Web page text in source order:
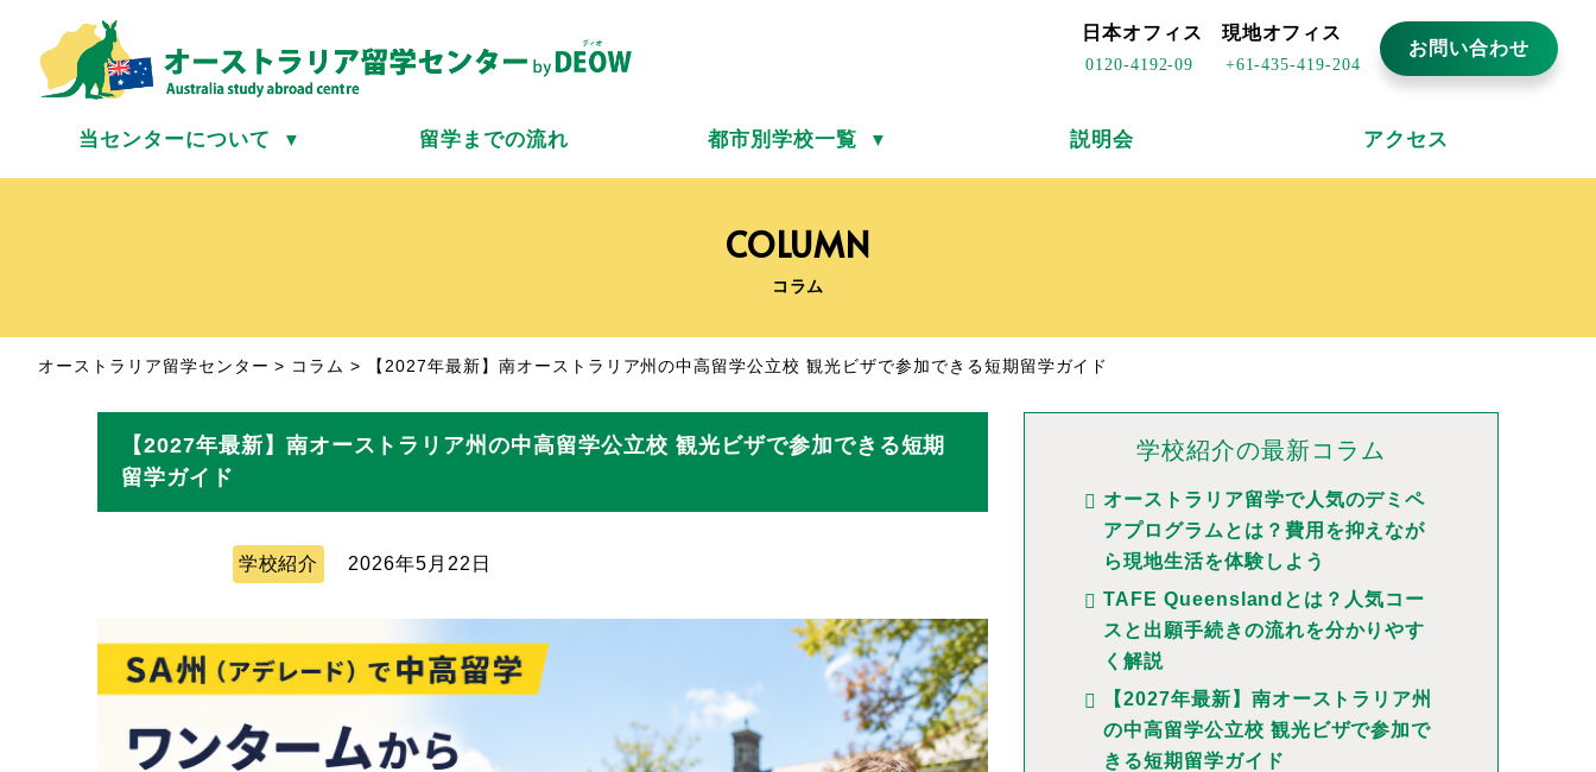
日本オフィス
0120-4192-09
現地オフィス
+61-435-419-204
お問い合わせ
当センターについて ▼ 留学までの流れ 都市別学校一覧 ▼ 説明会 アクセス
COLUMN
コラム
オーストラリア留学センター > コラム > 【2027年最新】南オーストラリア州の中高留学公立校 観光ビザで参加できる短期留学ガイド
【2027年最新】南オーストラリア州の中高留学公立校 観光ビザで参加できる短期
留学ガイド
学校紹介 2026年5月22日
学校紹介の最新コラム
オーストラリア留学で人気のデミペ
アプログラムとは？費用を抑えなが
ら現地生活を体験しよう
TAFE Queenslandとは？人気コー
スと出願手続きの流れを分かりやす
く解説
【2027年最新】南オーストラリア州
の中高留学公立校 観光ビザで参加で
きる短期留学ガイド